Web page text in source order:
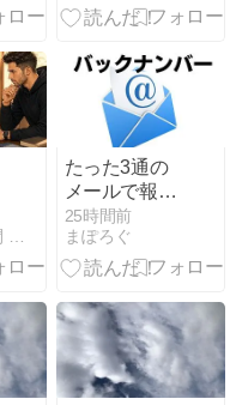
テップ完全ガ
いつも自分時間 Geminiと日常
たった3通の
メールで報酬
5万円 ！ ｜
2026-06-08
17:45
25時間前
まぽろぐ